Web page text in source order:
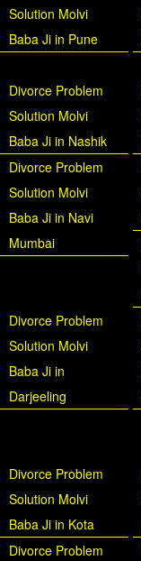
Solution Molvi
Baba Ji in Pune
Divorce Problem
Solution Molvi
Baba Ji in Nashik
Divorce Problem
Solution Molvi
Baba Ji in Navi
Mumbai
Divorce Problem
Solution Molvi
Baba Ji in
Darjeeling
Divorce Problem
Solution Molvi
Baba Ji in Kota
Divorce Problem